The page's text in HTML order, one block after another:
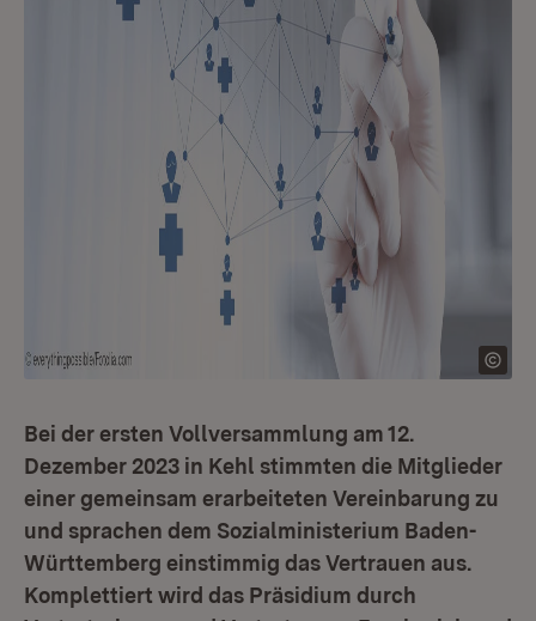
Bei der ersten Vollversammlung am 12.
Dezember 2023 in Kehl stimmten die Mitglieder
einer gemeinsam erarbeiteten Vereinbarung zu
und sprachen dem Sozialministerium Baden-
Württemberg einstimmig das Vertrauen aus.
Komplettiert wird das Präsidium durch